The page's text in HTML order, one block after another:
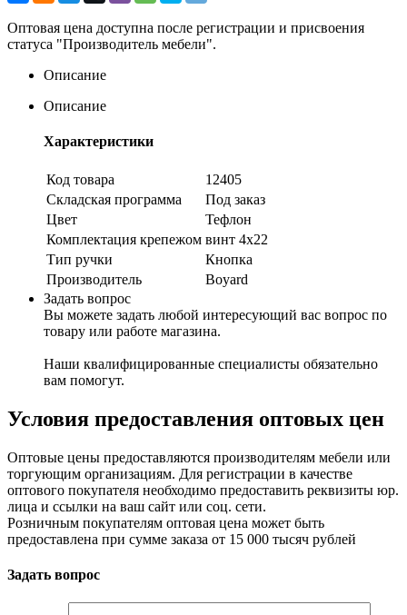
Оптовая цена доступна после регистрации и присвоения
статуса "Производитель мебели".
Описание
Описание
Характеристики
Код товара
12405
Складская программа
Под заказ
Цвет
Тефлон
Комплектация крепежом винт 4х22
Тип ручки
Кнопка
Производитель
Boyard
Задать вопрос
Вы можете задать любой интересующий вас вопрос по
товару или работе магазина.
Наши квалифицированные специалисты обязательно
вам помогут.
Условия предоставления оптовых цен
Оптовые цены предоставляются производителям мебели или
торгующим организациям. Для регистрации в качестве
оптового покупателя необходимо предоставить реквизиты юр.
лица и ссылки на ваш сайт или соц. сети.
Розничным покупателям оптовая цена может быть
предоставлена при сумме заказа от 15 000 тысяч рублей
Задать вопрос